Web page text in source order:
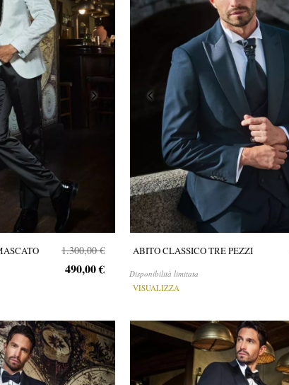
1.300,00 €
490,00 €
ABITO CLASSICO TRE PEZZI
Disponibilità limitata
VISUALIZZA